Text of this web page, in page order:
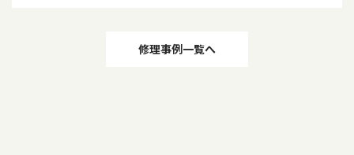
修理事例一覧へ